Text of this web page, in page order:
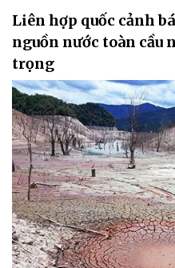
Liên hợp quốc cảnh
nguồn nước toàn cầu
trọng